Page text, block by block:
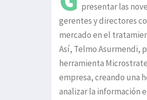
presentar las
gerentes y directores
mercado en el
Así, Telmo Asurmendi,
herramienta
empresa, creando una
analizar la información